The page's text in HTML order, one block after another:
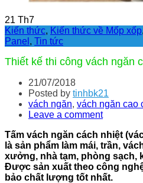
21 Th7
Kiến thức, Kiến thức về Mốp xốp,
Panel , Tin tức
Thiết kế thi công vách ngăn
21/07/2018
Posted by tinhbk21
vách ngăn, vách ngăn cao
Leave a comment
Tấm vách ngăn cách nhiệt
là sản phẩm làm mái, trần,
xưởng, nhà tạm, phòng sạch,
Được sản xuất theo công
bảo chất lượng tốt nhất.